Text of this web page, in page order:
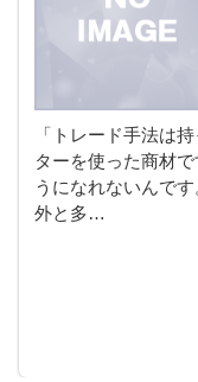
「トレード手法は
ターを使った商材
うになれないんで
外と多…